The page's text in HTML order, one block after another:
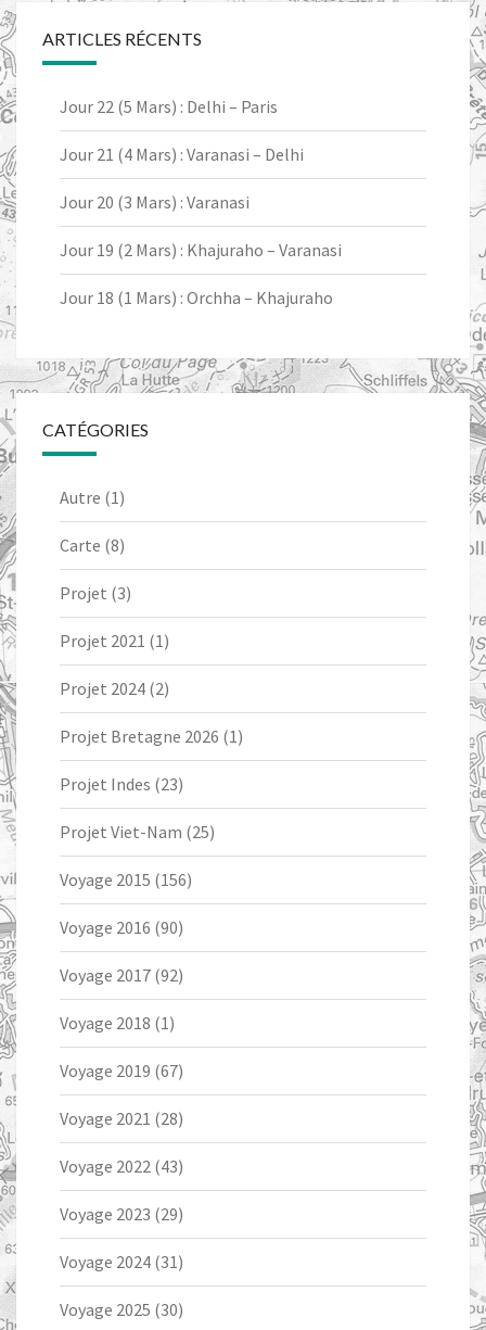
ARTICLES RÉCENTS
Jour 22 (5 Mars) : Delhi – Paris
Jour 21 (4 Mars) : Varanasi – Delhi
Jour 20 (3 Mars) : Varanasi
Jour 19 (2 Mars) : Khajuraho – Varanasi
Jour 18 (1 Mars) : Orchha – Khajuraho
CATÉGORIES
Autre (1)
Carte (8)
Projet (3)
Projet 2021 (1)
Projet 2024 (2)
Projet Bretagne 2026 (1)
Projet Indes (23)
Projet Viet-Nam (25)
Voyage 2015 (156)
Voyage 2016 (90)
Voyage 2017 (92)
Voyage 2018 (1)
Voyage 2019 (67)
Voyage 2021 (28)
Voyage 2022 (43)
Voyage 2023 (29)
Voyage 2024 (31)
Voyage 2025 (30)